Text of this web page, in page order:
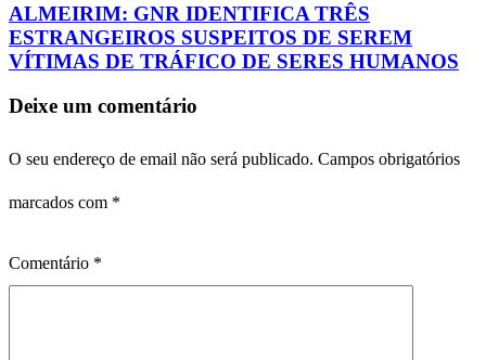
ALMEIRIM: GNR IDENTIFICA TRÊS
ESTRANGEIROS SUSPEITOS DE SEREM
VÍTIMAS DE TRÁFICO DE SERES HUMANOS
Deixe um comentário
O seu endereço de email não será publicado. Campos obrigatórios
marcados com *
Comentário *